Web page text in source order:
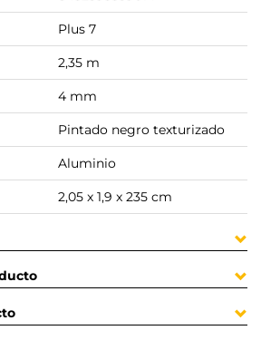
Plus 7
2,35 m
4 mm
Pintado negro texturizado
Aluminio
2,05 x 1,9 x 235 cm